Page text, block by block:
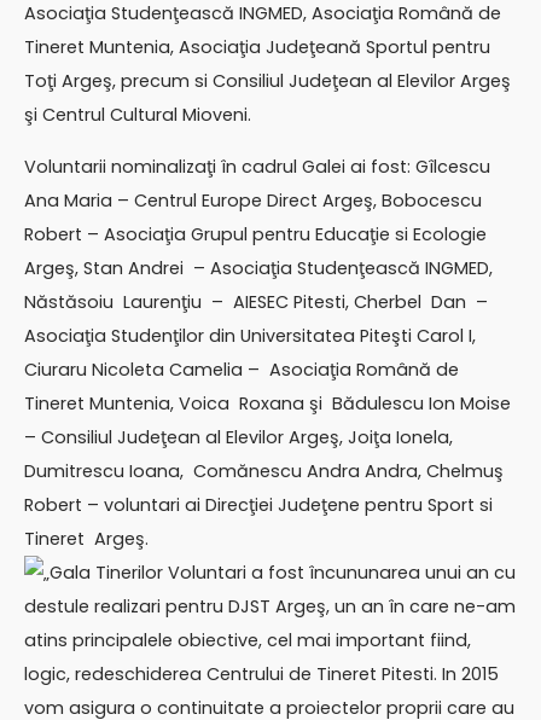
Asociaţia Studenţească INGMED, Asociaţia Română de
Tineret Muntenia, Asociaţia Judeţeană Sportul pentru
Toţi Argeş, precum si Consiliul Judeţean al Elevilor Argeş
şi Centrul Cultural Mioveni.
Voluntarii nominalizaţi în cadrul Galei ai fost: Gîlcescu
Ana Maria – Centrul Europe Direct Argeş, Bobocescu
Robert – Asociaţia Grupul pentru Educaţie si Ecologie
Argeş, Stan Andrei – Asociaţia Studenţească INGMED,
Năstăsoiu Laurenţiu – AIESEC Pitesti, Cherbel Dan –
Asociaţia Studenţilor din Universitatea Piteşti Carol I,
Ciuraru Nicoleta Camelia – Asociaţia Română de
Tineret Muntenia, Voica Roxana şi Bădulescu Ion Moise
– Consiliul Judeţean al Elevilor Argeş, Joiţa Ionela,
Dumitrescu Ioana, Comănescu Andra Andra, Chelmuş
Robert – voluntari ai Direcţiei Judeţene pentru Sport si
Tineret Argeş.
„Gala Tinerilor Voluntari a fost încununarea unui an cu
destule realizari pentru DJST Argeş, un an în care ne-am
atins principalele obiective, cel mai important fiind,
logic, redeschiderea Centrului de Tineret Pitesti. In 2015
vom asigura o continuitate a proiectelor proprii care au